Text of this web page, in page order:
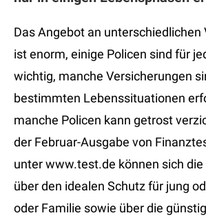
Das Angebot an unterschiedlichen
ist enorm, einige Policen sind für
wichtig, manche Versicherungen
bestimmten Lebenssituationen
manche Policen kann getrost
der Februar-Ausgabe von
unter www.test.de können sich
über den idealen Schutz für jung
oder Familie sowie über die